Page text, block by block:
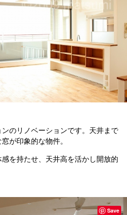
のリノベーションです。天井まで
が印象的な物件。
を持たせ、天井高を活かし開放的
Save